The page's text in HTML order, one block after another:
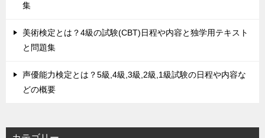
集
美術検定とは？4級の試験(CBT)日程や内容と独学用テキスト
と問題集
声優能力検定とは？5級,4級,3級,2級,1級試験の日程や内容な
どの概要